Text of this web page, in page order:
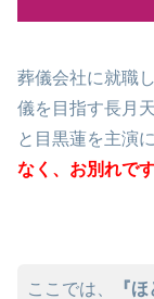
葬儀会社に就職
儀を目指す長月
と目黒蓮を主演
なく、お別れです
ここでは、
『